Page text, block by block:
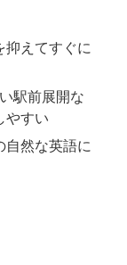
抑えてすぐに
駅前展開な
やすい
自然な英語に